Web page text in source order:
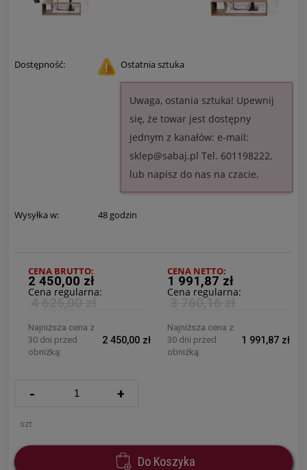
Dostępność: Ostatnia sztuka
Uwaga, ostania sztuka! Upewnij
się, że towar jest dostępny
jednym z kanałów: e-mail:
sklep@sabaj.pl Tel. 601198222,
lub napisz do nas na czacie.
Wysyłka w: 48 godzin
CENA BRUTTO:
2 450,00 zł
Cena regularna:
4 625,00 zł
Najniższa cena z
30 dni przed
obniżką:
2 450,00 zł
CENA NETTO:
1 991,87 zł
Cena regularna:
3 760,16 zł
Najniższa cena z
30 dni przed
obniżką:
1 991,87 zł
- +
szt.
Do Koszyka